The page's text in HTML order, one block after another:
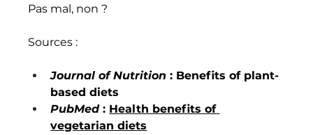
Pas mal, non ?
Sources :
Journal of Nutrition : Benefits of plant-
based diets
PubMed : Health benefits of
vegetarian diets